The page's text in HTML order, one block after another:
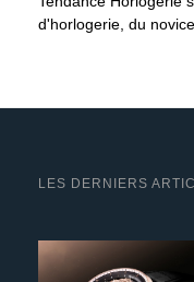
d'horlogerie, du
LES DERNIERS